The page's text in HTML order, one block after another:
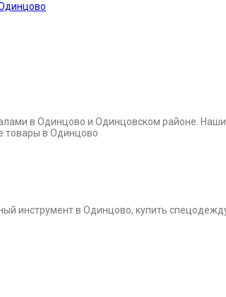
в Одинцово и Одинцовском районе.
товары в Одинцово
инструмент в Одинцово, купить